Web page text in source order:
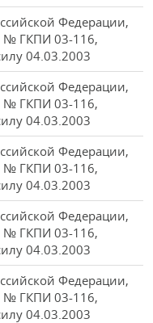
Федерации,
№ ГКПИ 03-116,
04.03.2003
Федерации,
№ ГКПИ 03-116,
04.03.2003
Федерации,
№ ГКПИ 03-116,
04.03.2003
Федерации,
№ ГКПИ 03-116,
04.03.2003
Федерации,
№ ГКПИ 03-116,
04.03.2003